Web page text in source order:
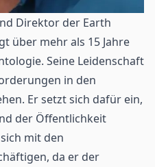
Direktor der Earth
über mehr als 15 Jahre
Seine Leidenschaft
in den
Er setzt sich dafür ein,
der Öffentlichkeit
mit den
da er der